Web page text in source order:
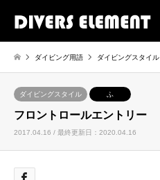
ダイビング用語 ダイビングスタイル
ダイビングスタイル ふ
フロントロールエントリー
2017.04.16 / 最終更新日：2020.04.16